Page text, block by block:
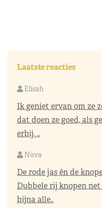
Laatste reacties
Elisah
Ik geniet ervan om ze
dat doen ze goed, als
erbij. ..
Nova
De rode jas én de
Dubbele rij knopen
bijna alle..